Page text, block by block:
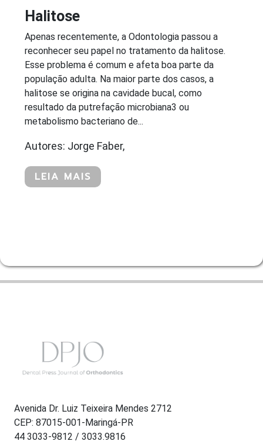
Halitose
Apenas recentemente, a Odontologia passou a
reconhecer seu papel no tratamento da halitose.
Esse problema é comum e afeta boa parte da
população adulta. Na maior parte dos casos, a
halitose se origina na cavidade bucal, como
resultado da putrefação microbiana3 ou
metabolismo bacteriano de...
Autores: Jorge Faber,
LEIA MAIS
Avenida Dr. Luiz Teixeira Mendes 2712
CEP: 87015-001-Maringá-PR
44 3033-9812 / 3033.9816